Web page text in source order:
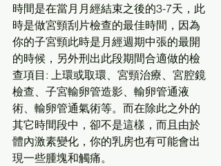
時間是在當月月經結束之後的3-7天，此
時是做宮頸刮片檢查的最佳時間，因為
你的子宮頸此時是月經週期中張的最開
的時候，另外刑出此段期間合適做的檢
查項目: 上環或取環、宮頸治療、宮腔鏡
檢查、子宮輸卵管造影、輸卵管通液
術、輸卵管通氣術等。而在除此之外的
其它時間段中，卻不是這樣，而且由於
體內激素變化，你的乳房也有可能會出
現一些腫塊和觸痛。